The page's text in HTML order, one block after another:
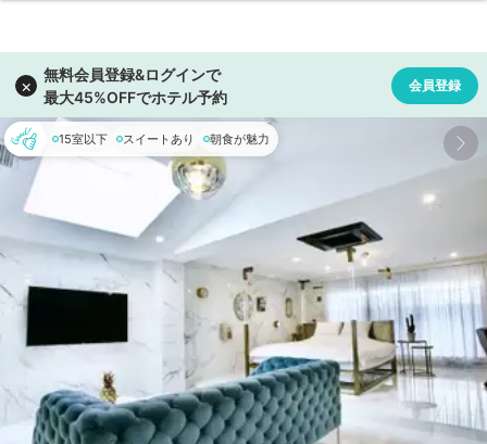
15室以下 スイートあり 朝食が魅力